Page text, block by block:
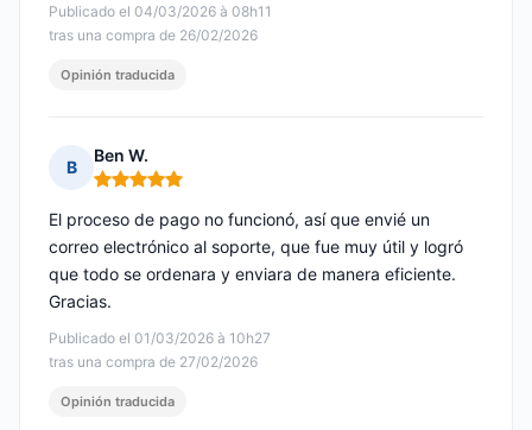
Publicado el 04/03/2026 à 08h11
tras una compra de 26/02/2026
Opinión traducida
B
Ben W.
Nota: 5 de 5
Publicado el 01/03/2026 à 10h27
tras una compra de 27/02/2026
El proceso de pago no funcionó, así que envié un
correo electrónico al soporte, que fue muy útil y logró
que todo se ordenara y enviara de manera eficiente.
Gracias.
Opinión traducida